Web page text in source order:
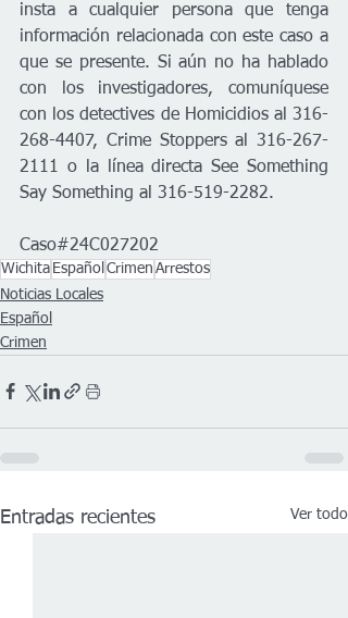
insta a cualquier persona que tenga
información relacionada con este caso a
que se presente. Si aún no ha hablado
con los investigadores, comuníquese
con los detectives de Homicidios al 316-
268-4407, Crime Stoppers al 316-267-
2111 o la línea directa See Something
Say Something al 316-519-2282.
Caso#24C027202
Wichita Español Crimen Arrestos
Noticias Locales
Español
Crimen
Entradas recientes Ver todo